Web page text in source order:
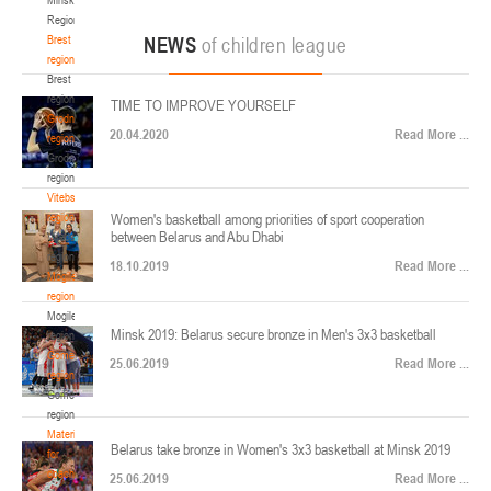
Region
Brest
region
Brest
region
Grodno
region
Grodno
region
Vitebsk
region
Vitebsk
region
Mogilev
region
Mogilev
region
Gomel
region
Gomel
region
Materials
for
coaches
ул. Ленинградская, 4
Минск
Финал четырех – юноши 2014-2015 гг.р., Дивизион 2, 22-24 апреля 2026 г., г.
Минск, ул. Стадионная, 3
U-12, девушки
V тур – девушки 2014-2015 гг.р., Дивизион 1, 17-19 апреля 2026 г., г. Гомель,
ул. Б.Хмельницкого, 118а
Минск
Финал 4-х – девушки 2010-2011 гг.р., Дивизион 2, 14-16 апреля 2026 г., г.
Минск, ул. Стадионная, 3
NEWS of children league
TIME TO IMPROVE YOURSELF
20.04.2020 Read More ...
Women's basketball among priorities of sport cooperation
between Belarus and Abu Dhabi
18.10.2019 Read More ...
Minsk 2019: Belarus secure bronze in Men's 3x3 basketball
25.06.2019 Read More ...
Belarus take bronze in Women's 3x3 basketball at Minsk 2019
25.06.2019 Read More ...